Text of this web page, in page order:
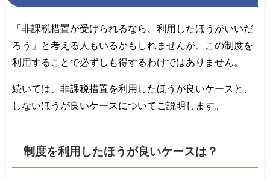
「非課税措置が受けられるなら、利用したほうがいいだ
ろう」と考える人もいるかもしれませんが、この制度を
利用することで必ずしも得するわけではありません。
続いては、非課税措置を利用したほうが良いケースと、
しないほうが良いケースについてご説明します。
制度を利用したほうが良いケースは？